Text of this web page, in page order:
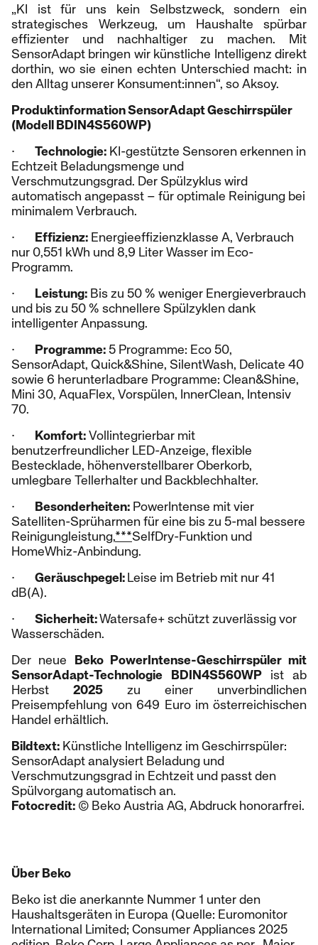
„KI ist für uns kein Selbstzweck, sondern ein
strategisches Werkzeug, um Haushalte spürbar
effizienter und nachhaltiger zu machen. Mit
SensorAdapt bringen wir künstliche Intelligenz direkt
dorthin, wo sie einen echten Unterschied macht: in
den Alltag unserer Konsument:innen“, so Aksoy.
Produktinformation SensorAdapt Geschirrspüler
(Modell BDIN4S560WP)
· Technologie: KI-gestützte Sensoren erkennen in
Echtzeit Beladungsmenge und
Verschmutzungsgrad. Der Spülzyklus wird
automatisch angepasst – für optimale Reinigung bei
minimalem Verbrauch.
· Effizienz: Energieeffizienzklasse A, Verbrauch
nur 0,551 kWh und 8,9 Liter Wasser im Eco-
Programm.
· Leistung: Bis zu 50 % weniger Energieverbrauch
und bis zu 50 % schnellere Spülzyklen dank
intelligenter Anpassung.
· Programme:5 Programme: Eco 50,
SensorAdapt, Quick&Shine, SilentWash, Delicate 40
sowie 6 herunterladbare Programme: Clean&Shine,
Mini 30, AquaFlex, Vorspülen, InnerClean, Intensiv
70.
· Komfort:Vollintegrierbar mit
benutzerfreundlicher LED-Anzeige, flexible
Bestecklade, höhenverstellbarer Oberkorb,
umlegbare Tellerhalter und Backblechhalter.
· Besonderheiten: PowerIntense mit vier
Satelliten-Sprüharmen für eine bis zu 5-mal bessere
Reinigungleistung,***SelfDry-Funktion und
HomeWhiz-Anbindung.
· Geräuschpegel:Leise im Betrieb mit nur 41
dB(A).
· Sicherheit:Watersafe+ schützt zuverlässig vor
Wasserschäden.
Der neue Beko PowerIntense-Geschirrspüler mit
SensorAdapt-Technologie BDIN4S560WP ist ab
Herbst2025 zu einer unverbindlichen
Preisempfehlung von 649 Euro im österreichischen
Handel erhältlich.
Bildtext: Künstliche Intelligenz im Geschirrspüler:
SensorAdapt analysiert Beladung und
Verschmutzungsgrad in Echtzeit und passt den
Spülvorgang automatisch an.
Fotocredit: © Beko Austria AG, Abdruck honorarfrei.
Über Beko
Beko ist die anerkannte Nummer 1 unter den
Haushaltsgeräten in Europa (Quelle: Euromonitor
International Limited; Consumer Appliances 2025